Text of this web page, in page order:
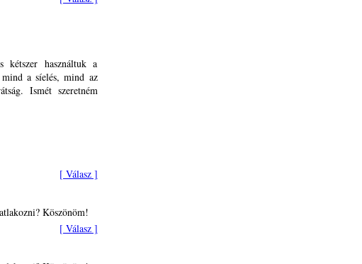
kétszer használtuk a
mind a síelés, mind az
Ismét szeretném
[ Válasz ]
Köszönöm!
[ Válasz ]